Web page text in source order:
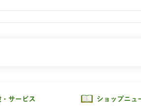
・サービス ショップニュ